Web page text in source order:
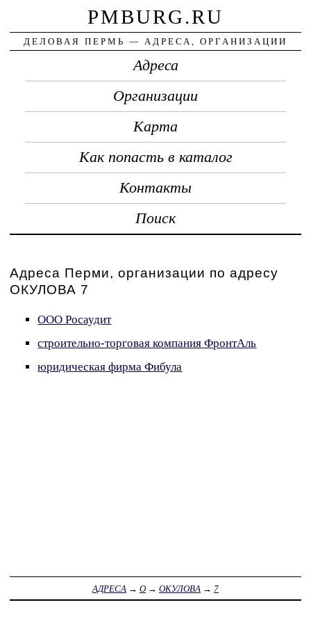
PMBURG.RU
ДЕЛОВАЯ ПЕРМЬ — АДРЕСА, ОРГАНИЗАЦИИ
Адреса
Организации
Карта
Как попасть в каталог
Контакты
Поиск
Адреса Перми, организации по адресу
ОКУЛОВА 7
ООО Росаудит
строительно-торговая компания ФронтАль
юридическая фирма Фибула
АДРЕСА → О → ОКУЛОВА → 7